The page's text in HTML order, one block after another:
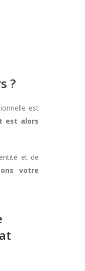
?
est
est alors
et de
votre